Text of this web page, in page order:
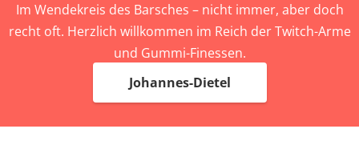
Im Wendekreis des Barsches – nicht immer, aber doch
recht oft. Herzlich willkommen im Reich der Twitch-Arme
und Gummi-Finessen.
Johannes-Dietel